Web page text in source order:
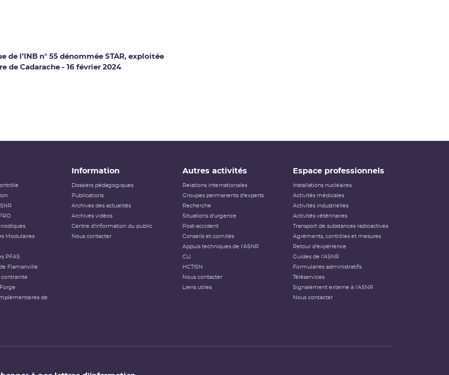
de l’INB n° 55 dénommée STAR, exploitée
de Cadarache - 16 février 2024
Modulaires
PFAS
Flamanville
contrainte
de
Information
Dossiers pédagogiques
Publications
Archives des actualités
Archives vidéos
Centre d'information du public
Nous contacter
Autres activités
Relations internationales
Groupes permanents d'experts
Recherche
Situations d'urgence
Post-accident
Conseils et comités
Appuis techniques de l'ASNR
CLI
HCTISN
Nous contacter
Liens utiles
Espace professionnels
Installations nucléaires
Activités médicales
Activités industrielles
Activités vétérinaires
Transport de substances radioactives
Agréments, contrôles et mesures
Retour d'expérience
Guides de l'ASNR
Formulaires administratifs
Téléservices
Signalement externe à l'ASNR
Nous contacter